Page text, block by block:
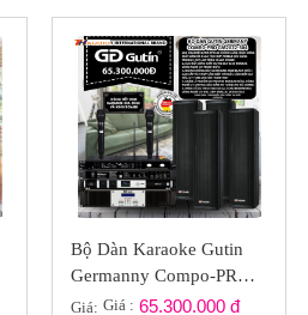
Bộ Dàn Karaoke Gutin
Germanny Compo-PRO
GP2022-S04
Giá: Giá : 65.300.000 đ